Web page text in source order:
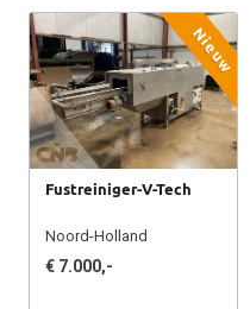
Nieuw
Fustreiniger-V-Tech
Noord-Holland
€ 7.000,-